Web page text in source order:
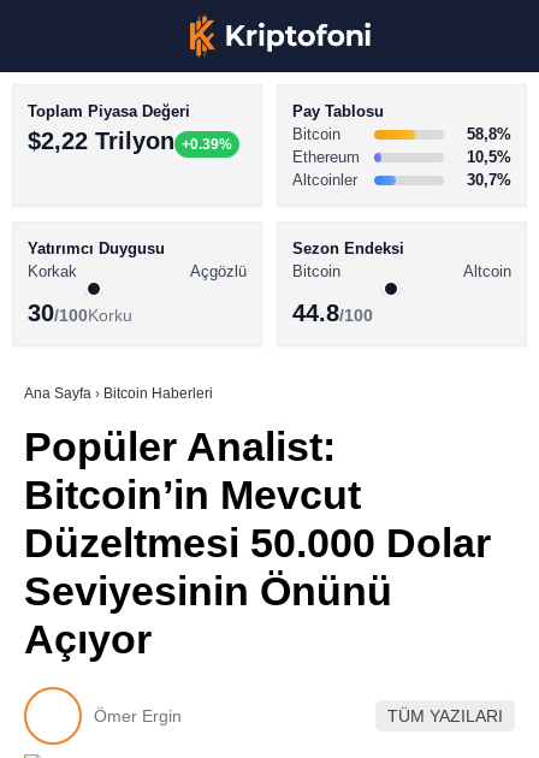
TikTok
Telegram
BİTCOİN HABERLERİ
ALTCOİN HABERLERİ
SÖZLÜK
Toplam Piyasa Değeri
$2,22 Trilyon +0.39%
Pay Tablosu
Bitcoin
58,8%
Ethereum
10,5%
Altcoinler
30,7%
Yatırımcı Duygusu
Korkak
Açgözlü
30/100Korku
Sezon Endeksi
Bitcoin
Altcoin
44.8/100
Ana Sayfa › Bitcoin Haberleri
Popüler Analist:
Bitcoin’in Mevcut
Düzeltmesi 50.000 Dolar
Seviyesinin Önünü
Açıyor
Ömer Ergin TÜM YAZILARI